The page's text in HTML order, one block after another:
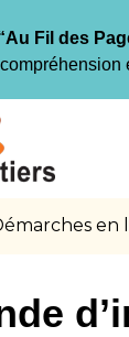
Fil des
en